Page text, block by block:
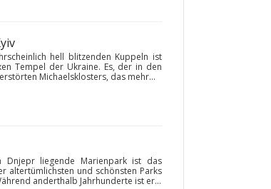
hell blitzenden Kuppeln ist
Tempel der Ukraine. Es, der in den
Michaelsklosters, das mehr...
Dnjepr liegende Marienpark ist das
altertümlichsten und schönsten Parks
anderthalb Jahrhunderte ist er...